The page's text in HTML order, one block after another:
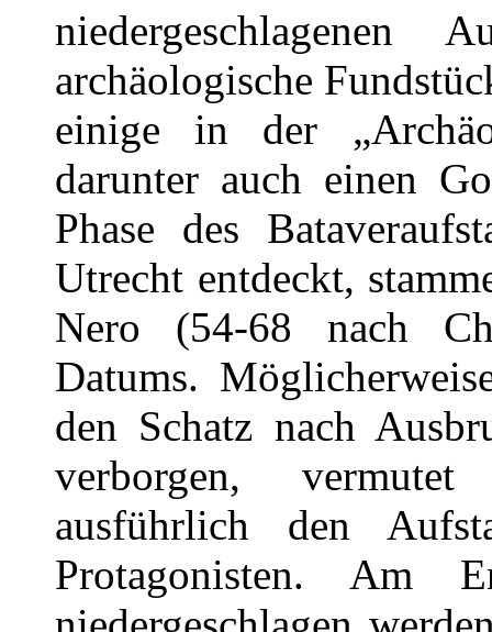
niedergeschlagenen
archäologische
einige in der
darunter auch einen
Phase des
Utrecht entdeckt,
Nero (54-68 nach
Datums.
den Schatz nach
verborgen,
ausführlich den
Protagonisten. Am